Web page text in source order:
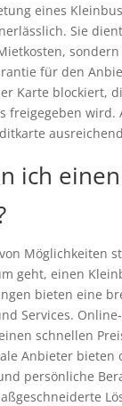
eines
Sie
sondern
für den
Karte blockiert,
freigegeben wird.
ich
Möglichkeiten
geht, einen
bieten eine
Services.
schnellen
Anbieter bieten
persönliche